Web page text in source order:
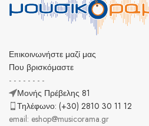
Επικοινωνήστε μαζί μας
Που βρισκόμαστε
- - - - - - - -
Μονής Πρέβελης 81
Τηλέφωνο: (+30) 2810 30 11 12
email: eshop@musicorama.gr